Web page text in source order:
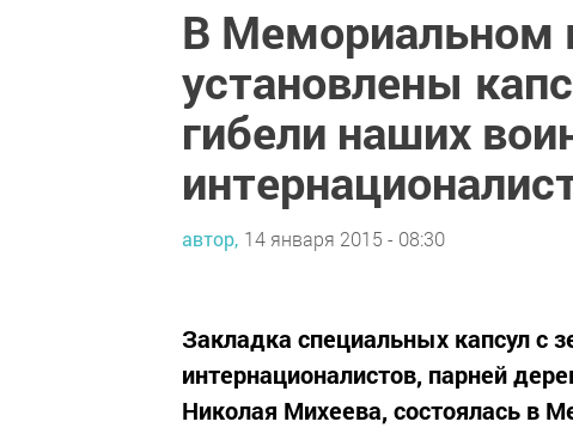
В Мемориальном
установлены
гибели наших
автор, 14 января 2015 - 08:30
Закладка специальных капсул с
интернационалистов, парней
Николая Михеева, состоялась в